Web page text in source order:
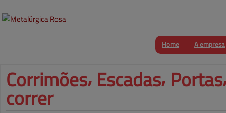
Home A empresa
Corrimões⸴ Escadas⸴
correr